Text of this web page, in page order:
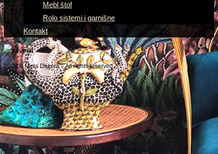
Mebl štof
Rolo sistemi i garnišne
Kontakt
2020 © Mera Dekora – All rights reserved
Designed byContent Studio